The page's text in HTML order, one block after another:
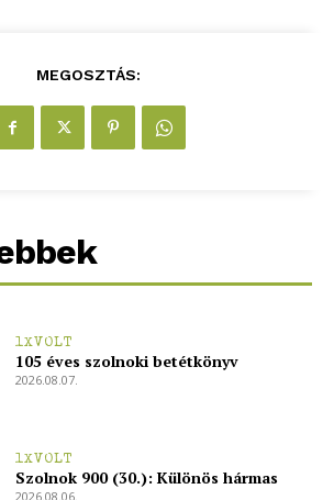
MEGOSZTÁS:
1XVOLT
105 éves szolnoki betétkönyv
2026.08.07.
1XVOLT
Szolnok 900 (30.): Különös hármas
2026.08.06.